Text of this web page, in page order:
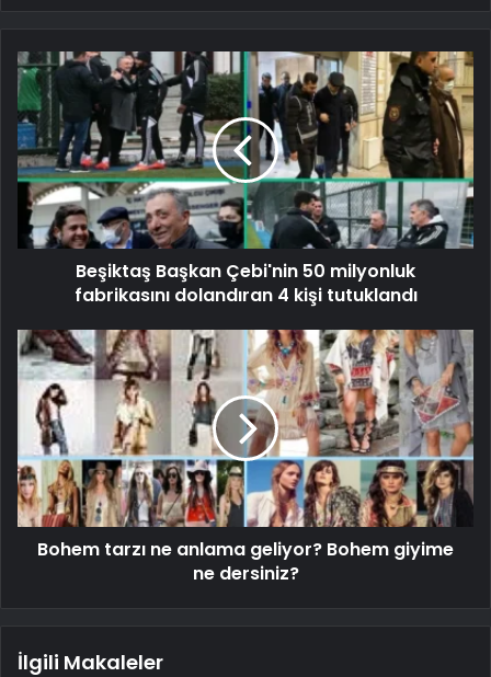
Beşiktaş Başkan Çebi'nin 50 milyonluk
fabrikasını dolandıran 4 kişi tutuklandı
Bohem tarzı ne anlama geliyor? Bohem giyime
ne dersiniz?
İlgili Makaleler